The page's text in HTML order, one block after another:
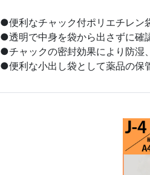
●便利なチャック付ポリエチレン
●透明で中身を袋から出さずに確
●チャックの密封効果により防湿
●便利な小出し袋として薬品の保